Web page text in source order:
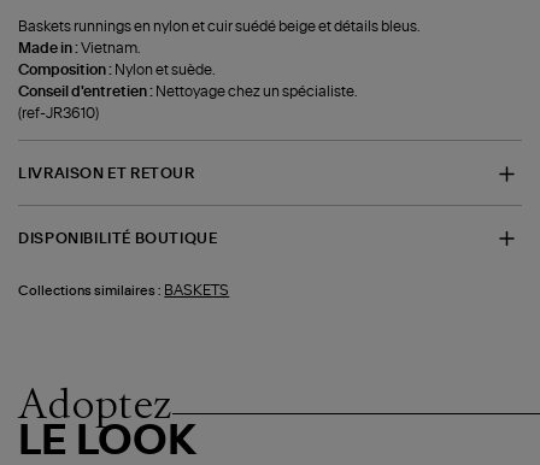
Baskets runnings en nylon et cuir suédé beige et détails bleus.
Made in :Vietnam.
Composition : Nylon et suède.
Conseil d'entretien : Nettoyage chez un spécialiste.
(ref-JR3610)
LIVRAISON ET RETOUR
DISPONIBILITÉ BOUTIQUE
Collections similaires : BASKETS
Adoptez
LE LOOK